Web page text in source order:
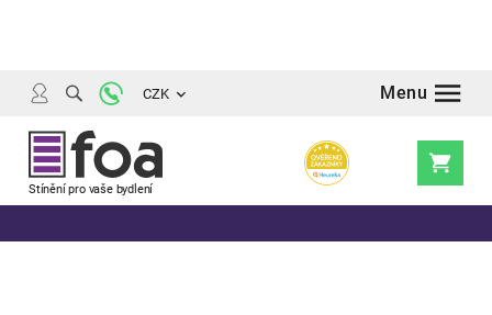
CZK
Nákupní